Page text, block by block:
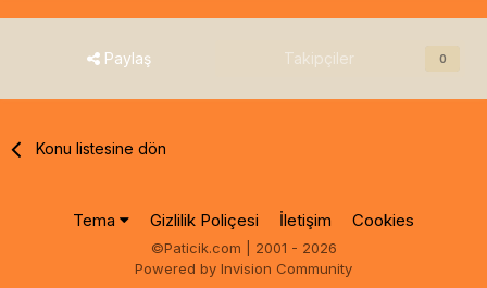
Paylaş Takipçiler 0
Konu listesine dön
Tema Gizlilik Poliçesi İletişim Cookies
©Paticik.com | 2001 - 2026
Powered by Invision Community